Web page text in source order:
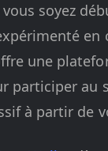
vous soyez
en
une
participer au
à partir de